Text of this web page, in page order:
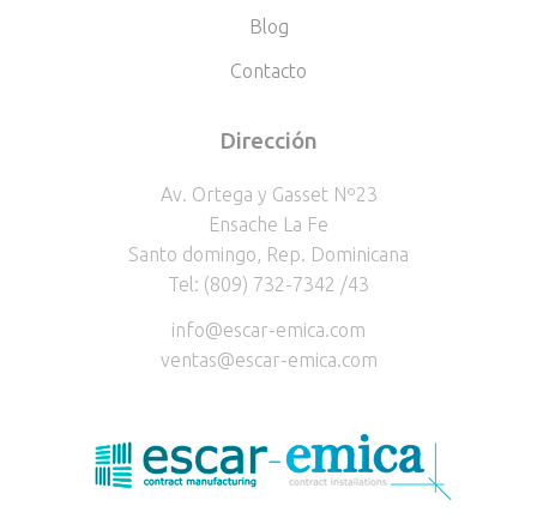
Blog
Contacto
Dirección
Av. Ortega y Gasset Nº23
Ensache La Fe
Santo domingo, Rep. Dominicana
Tel: (809) 732-7342 /43
info@escar-emica.com
ventas@escar-emica.com